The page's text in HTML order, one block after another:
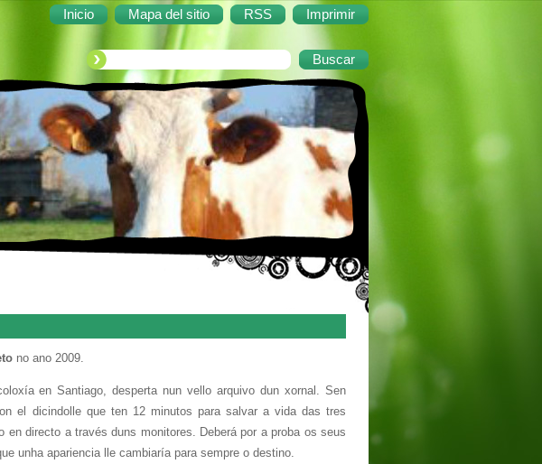
Inicio Mapa del sitio RSS Imprimir
no ano 2009.
en Santiago, desperta nun vello arquivo dun xornal. Sen
el dicindolle que ten 12 minutos para salvar a vida das tres
directo a través duns monitores. Deberá por a proba os seus
unha apariencia lle cambiaría para sempre o destino.